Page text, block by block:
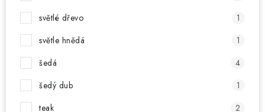
světlé dřevo
1
světle hnědá
1
šedá
4
šedý dub
1
teak
2